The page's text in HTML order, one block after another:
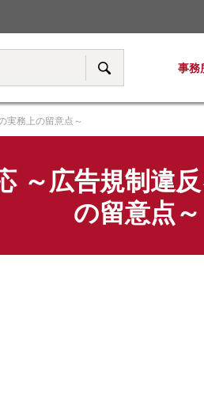
サイト内検索事務
実務上の留意点～
～広告規制違
の留意点～